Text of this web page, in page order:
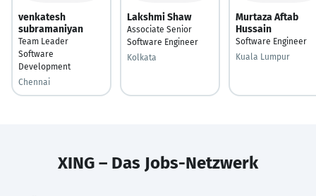
venkatesh
subramaniyan
Team Leader
Software
Development
Chennai
Lakshmi Shaw
Associate Senior
Software Engineer
Kolkata
Murtaza Aftab
Hussain
Software Engineer
Kuala Lumpur
XING – Das Jobs-Netzwerk